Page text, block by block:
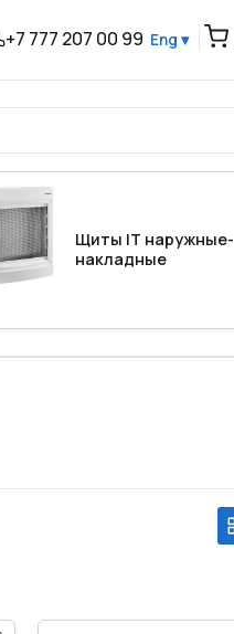
+7 777 207 00 99 Eng ▾
Щиты IT наружные-
накладные